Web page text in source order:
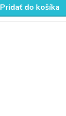
Pridať do košíka